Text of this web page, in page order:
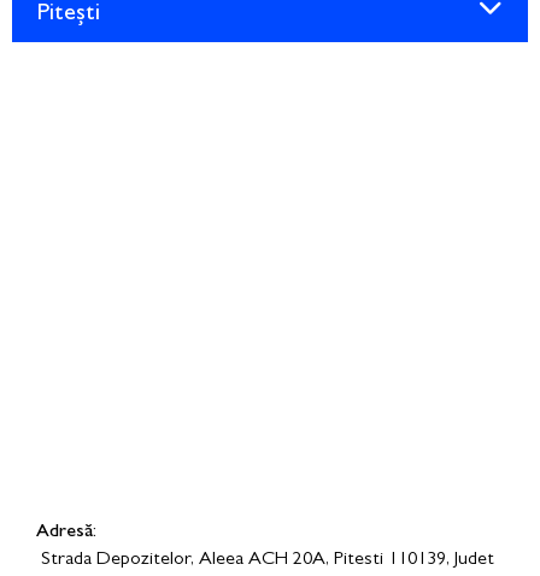
Pitești
Adresă:
Strada Depozitelor, Aleea ACH 20A, Pitesti 110139, Judet